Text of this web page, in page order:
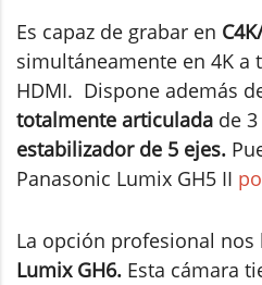
Es capaz de grabar en
simultáneamente en 4K a
HDMI. Dispone además
totalmente articulada de
estabilizador de 5 ejes.
Panasonic Lumix GH5 II
La opción profesional nos
Lumix GH6. Esta cámara